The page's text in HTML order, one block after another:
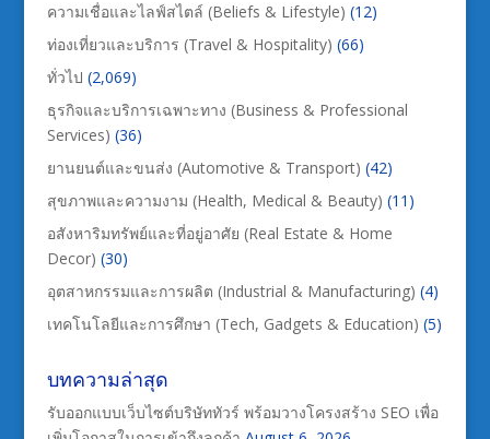
ความเชื่อและไลฟ์สไตล์ (Beliefs & Lifestyle) (12)
ท่องเที่ยวและบริการ (Travel & Hospitality) (66)
ทั่วไป (2,069)
ธุรกิจและบริการเฉพาะทาง (Business & Professional
Services) (36)
ยานยนต์และขนส่ง (Automotive & Transport) (42)
สุขภาพและความงาม (Health, Medical & Beauty) (11)
อสังหาริมทรัพย์และที่อยู่อาศัย (Real Estate & Home
Decor) (30)
อุตสาหกรรมและการผลิต (Industrial & Manufacturing) (4)
เทคโนโลยีและการศึกษา (Tech, Gadgets & Education) (5)
บทความล่าสุด
รับออกแบบเว็บไซต์บริษัททัวร์ พร้อมวางโครงสร้าง SEO เพื่อ